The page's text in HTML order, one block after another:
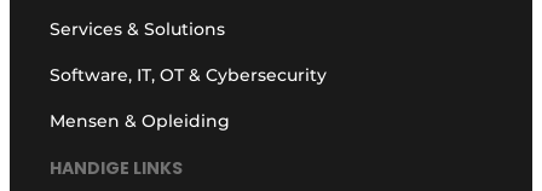
Services & Solutions
Software, IT, OT & Cybersecurity
Mensen & Opleiding
HANDIGE LINKS